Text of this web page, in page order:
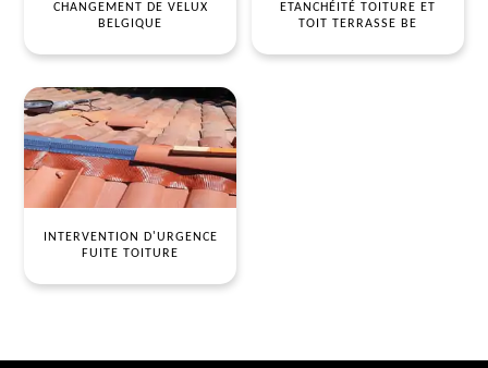
CHANGEMENT DE VELUX
BELGIQUE
ETANCHÉITÉ TOITURE ET
TOIT TERRASSE BE
INTERVENTION D'URGENCE
FUITE TOITURE